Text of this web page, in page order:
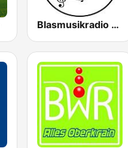
Blasmusikradio mit Bernd